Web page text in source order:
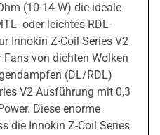
(10-14 W) die ideale
oder leichtes RDL-
Innokin Z-Coil Series V2
Fans von dichten Wolken
(DL/RDL)
V2 Ausführung mit 0,3
Diese enorme
die Innokin Z-Coil Series